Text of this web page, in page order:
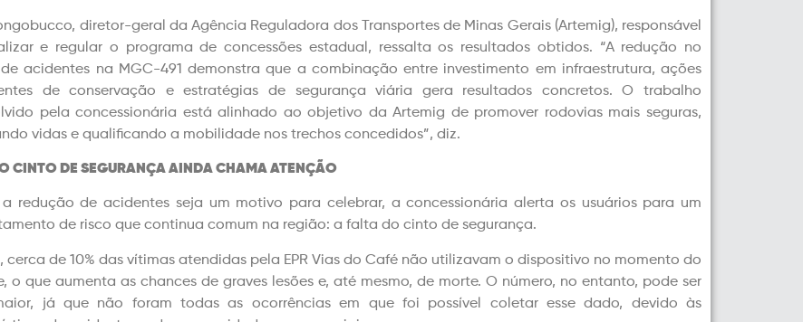
diretor-geral da Agência Reguladora dos Transportes de Minas Gerais (Artemig), responsável
e regular o programa de concessões estadual, ressalta os resultados obtidos. “A redução no
acidentes na MGC-491 demonstra que a combinação entre investimento em infraestrutura, ações
de conservação e estratégias de segurança viária gera resultados concretos. O trabalho
pela concessionária está alinhado ao objetivo da Artemig de promover rodovias mais seguras,
vidas e qualificando a mobilidade nos trechos concedidos”, diz.
CINTO DE SEGURANÇA AINDA CHAMA ATENÇÃO
a redução de acidentes seja um motivo para celebrar, a concessionária alerta os usuários para um
de risco que continua comum na região: a falta do cinto de segurança.
cerca de 10% das vítimas atendidas pela EPR Vias do Café não utilizavam o dispositivo no momento do
o que aumenta as chances de graves lesões e, até mesmo, de morte. O número, no entanto, pode ser
já que não foram todas as ocorrências em que foi possível coletar esse dado, devido às